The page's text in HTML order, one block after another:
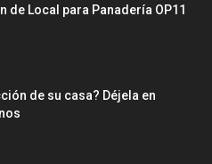
de Local para Panadería OP11
de su casa? Déjela en